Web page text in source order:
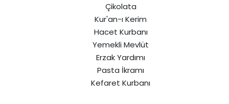
Çikolata
Kur'an-ı Kerim
Hacet Kurbanı
Yemekli Mevlüt
Erzak Yardımı
Pasta İkramı
Kefaret Kurbanı